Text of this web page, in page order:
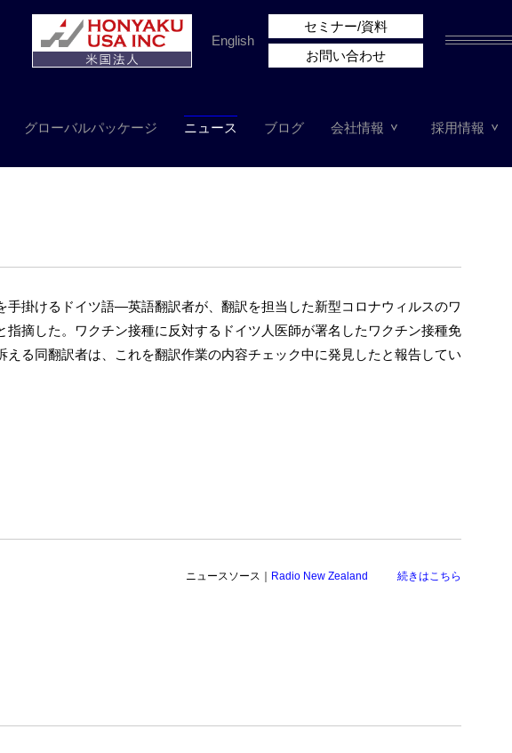
グローバルパッケージ ニュース ブログ 会社情報 採用情報
English
セミナー/資料
お問い合わせ
手掛けるドイツ語―英語翻訳者が、翻訳を担当した新型コロナウィルスのワ
摘した。ワクチン接種に反対するドイツ人医師が署名したワクチン接種免
る同翻訳者は、これを翻訳作業の内容チェック中に発見したと報告してい
ニュースソース｜ Radio New Zealand 続きはこちら